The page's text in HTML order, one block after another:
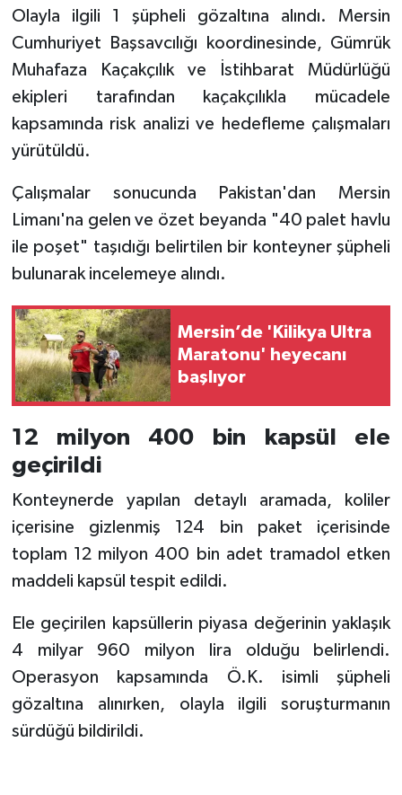
Olayla ilgili 1 şüpheli gözaltına alındı. Mersin
Cumhuriyet Başsavcılığı koordinesinde, Gümrük
Muhafaza Kaçakçılık ve İstihbarat Müdürlüğü
ekipleri tarafından kaçakçılıkla mücadele
kapsamında risk analizi ve hedefleme çalışmaları
yürütüldü.
Çalışmalar sonucunda Pakistan'dan Mersin
Limanı'na gelen ve özet beyanda "40 palet havlu
ile poşet" taşıdığı belirtilen bir konteyner şüpheli
bulunarak incelemeye alındı.
Mersin’de 'Kilikya Ultra
Maratonu' heyecanı
başlıyor
12 milyon 400 bin kapsül ele
geçirildi
Konteynerde yapılan detaylı aramada, koliler
içerisine gizlenmiş 124 bin paket içerisinde
toplam 12 milyon 400 bin adet tramadol etken
maddeli kapsül tespit edildi.
Ele geçirilen kapsüllerin piyasa değerinin yaklaşık
4 milyar 960 milyon lira olduğu belirlendi.
Operasyon kapsamında Ö.K. isimli şüpheli
gözaltına alınırken, olayla ilgili soruşturmanın
sürdüğü bildirildi.